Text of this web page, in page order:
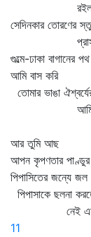
রইল আমার
সেদিনকার তোরণের
প্রাসাদের
গুল্মে-ঢাকা বাগানের
আমি বাস করি
তোমার ভাঙা
আমি খুঁজে
কুড়িয়ে
আর তুমি আছ
আপন কৃপণতার পাণ্ডুর
পিপাসিতের জন্যে জল
পিপাসাকে ছলনা
নেই এমন
11